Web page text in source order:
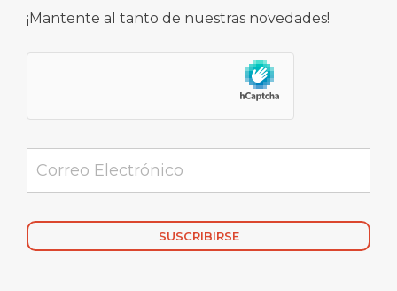
¡Mantente al tanto de nuestras novedades!